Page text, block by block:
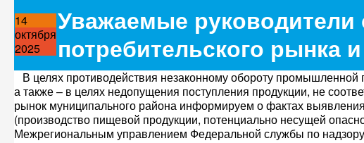
14
октября
2025
Уважаемые руководители
потребительского рынка
В целях противодействия незаконному обороту промышленной
а также – в целях недопущения поступления продукции, не
рынок муниципального района информируем о фактах
(производство пищевой продукции, потенциально несущей
Межрегиональным управлением Федеральной службы по